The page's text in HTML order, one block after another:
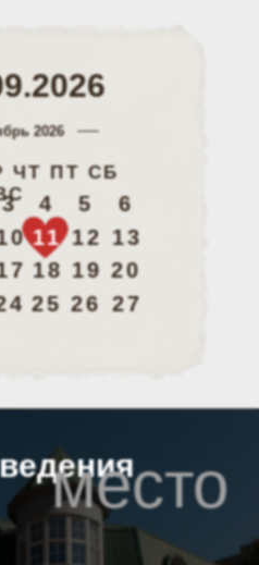
ЧТ ПТ СБ
6
5
4
13
20
19
18
27
26
25
3
2026
12
11
место